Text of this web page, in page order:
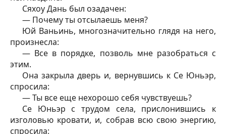
Сяхоу Дань был озадачен:
— Почему ты отсылаешь меня?
Юй Ваньинь, многозначительно глядя на него,
произнесла:
— Все в порядке, позволь мне разобраться с
этим.
Она закрыла дверь и, вернувшись к Се Юньэр,
спросила:
— Ты все еще нехорошо себя чувствуешь?
Се Юньэр с трудом села, прислонившись к
изголовью кровати, и, собрав всю свою энергию,
спросила: